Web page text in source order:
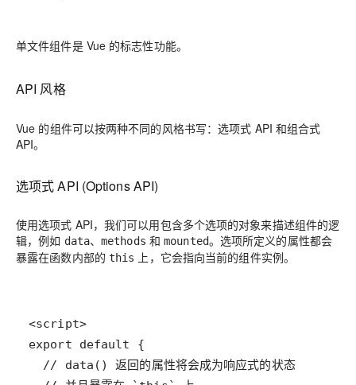
单文件组件是 Vue 的标志性功能。
API 风格
Vue 的组件可以按两种不同的风格书写：选项式 API 和组合式
API。
选项式 API (Options API)
使用选项式 API，我们可以用包含多个选项的对象来描述组件的逻
辑，例如 data、methods 和mounted。选项所定义的属性都会
暴露在函数内部的 this 上，它会指向当前的组件实例。
<script>
  // data() 返回的属性将会成为响应式的状态